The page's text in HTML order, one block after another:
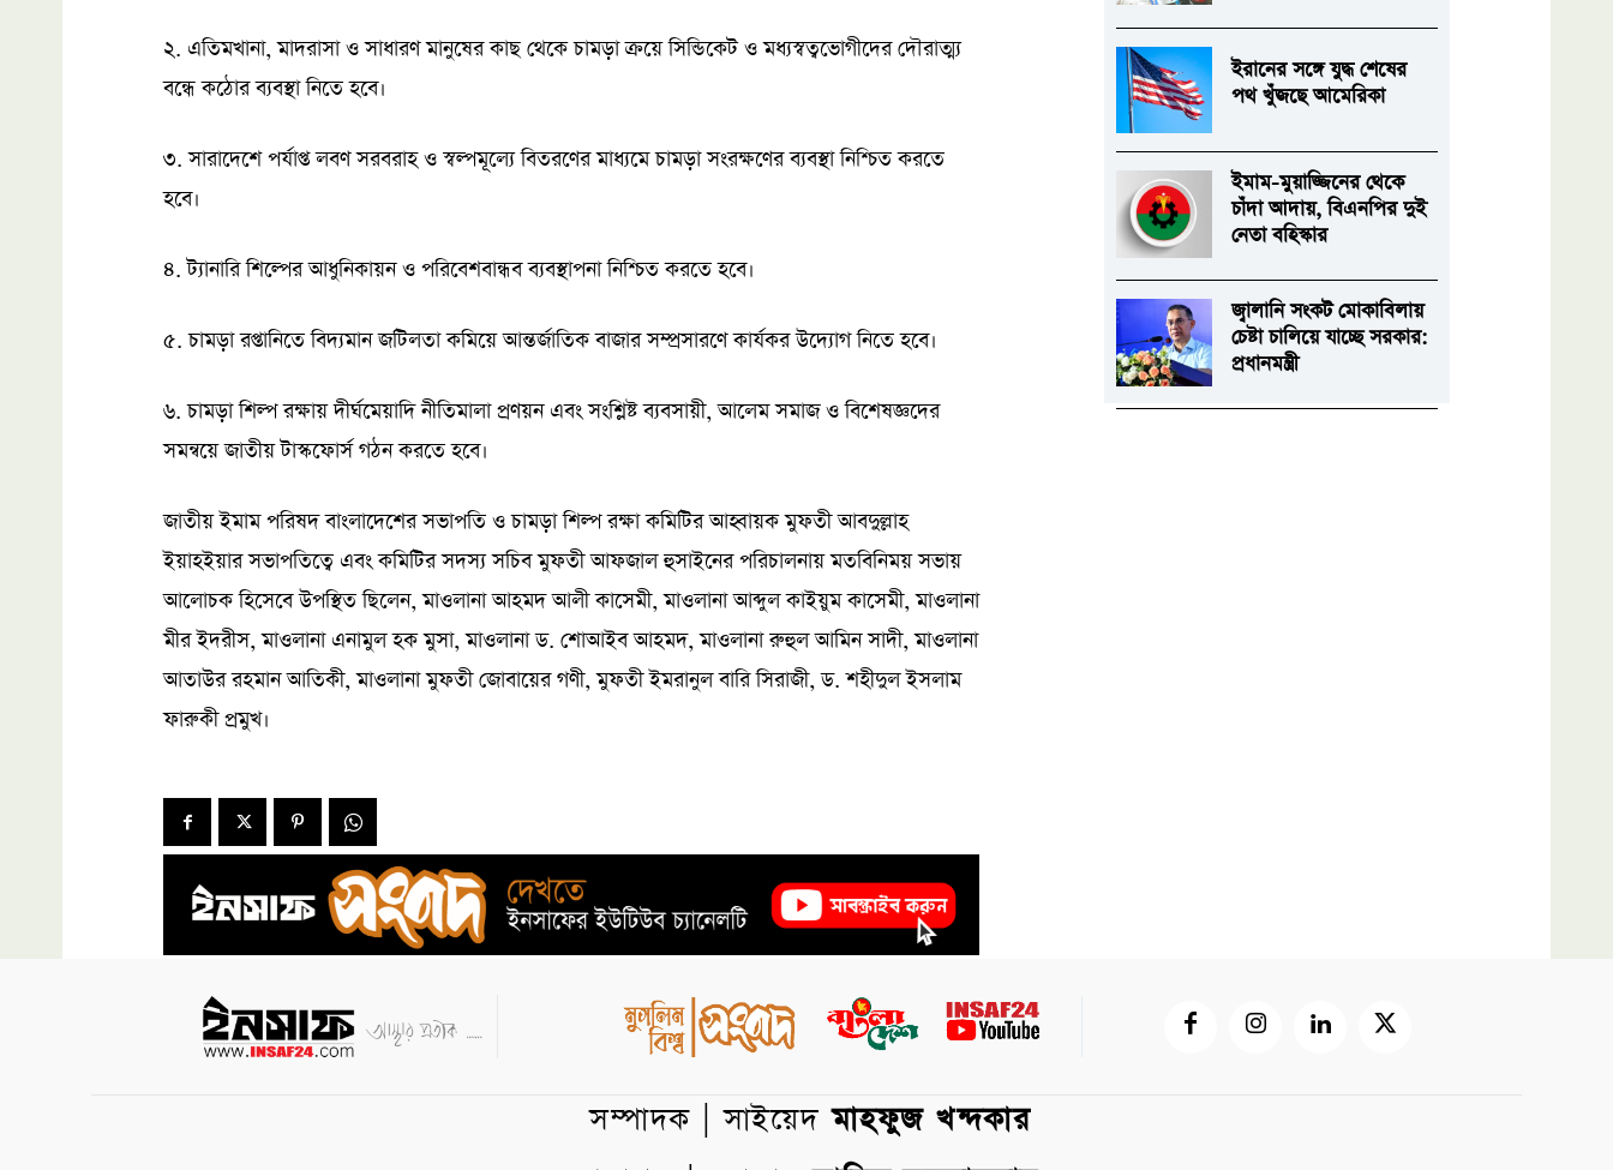
২. এতিমখানা, মাদরাসা ও সাধারণ মানুষের কাছ থেকে চামড়া ক্রয়ে সিন্ডিকেট ও মধ্যস্বত্বভোগীদের দৌরাত্ম্য
বন্ধে কঠোর ব্যবস্থা নিতে হবে।
৩. সারাদেশে পর্যাপ্ত লবণ সরবরাহ ও স্বল্পমূল্যে বিতরণের মাধ্যমে চামড়া সংরক্ষণের ব্যবস্থা নিশ্চিত করতে
হবে।
৪. ট্যানারি শিল্পের আধুনিকায়ন ও পরিবেশবান্ধব ব্যবস্থাপনা নিশ্চিত করতে হবে।
৫. চামড়া রপ্তানিতে বিদ্যমান জটিলতা কমিয়ে আন্তর্জাতিক বাজার সম্প্রসারণে কার্যকর উদ্যোগ নিতে হবে।
৬. চামড়া শিল্প রক্ষায় দীর্ঘমেয়াদি নীতিমালা প্রণয়ন এবং সংশ্লিষ্ট ব্যবসায়ী, আলেম সমাজ ও বিশেষজ্ঞদের
সমন্বয়ে জাতীয় টাস্কফোর্স গঠন করতে হবে।
জাতীয় ইমাম পরিষদ বাংলাদেশের সভাপতি ও চামড়া শিল্প রক্ষা কমিটির আহ্বায়ক মুফতী আবদুল্লাহ
ইয়াহইয়ার সভাপতিত্বে এবং কমিটির সদস্য সচিব মুফতী আফজাল হুসাইনের পরিচালনায় মতবিনিময় সভায়
আলোচক হিসেবে উপস্থিত ছিলেন, মাওলানা আহমদ আলী কাসেমী, মাওলানা আব্দুল কাইয়ুম কাসেমী, মাওলানা
মীর ইদরীস, মাওলানা এনামুল হক মুসা, মাওলানা ড. শোআইব আহমদ, মাওলানা রুহুল আমিন সাদী, মাওলানা
আতাউর রহমান আতিকী, মাওলানা মুফতী জোবায়ের গণী, মুফতী ইমরানুল বারি সিরাজী, ড. শহীদুল ইসলাম
ফারুকী প্রমুখ।
ইরানের সঙ্গে যুদ্ধ শেষের
পথ খুঁজছে আমেরিকা
ইমাম-মুয়াজ্জিনের থেকে
চাঁদা আদায়, বিএনপির দুই
নেতা বহিস্কার
জ্বালানি সংকট মোকাবিলায়
চেষ্টা চালিয়ে যাচ্ছে সরকার:
প্রধানমন্ত্রী
সম্পাদক | সাইয়েদমাহফুজ খন্দকার